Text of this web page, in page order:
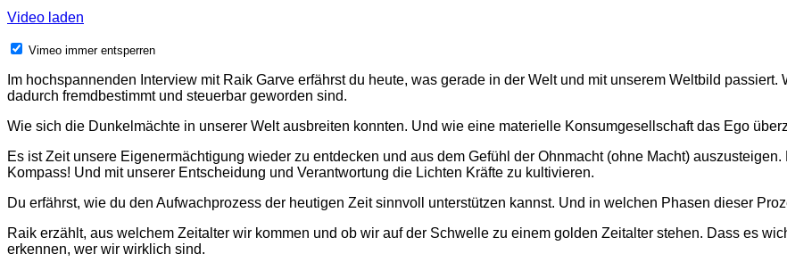
Video laden
Vimeo immer entsperren
Im hochspannenden Interview mit Raik Garve erfährst du heute, was gerade in der Welt und mit unserem Weltbild
dadurch fremdbestimmt und steuerbar geworden sind.
Wie sich die Dunkelmächte in unserer Welt ausbreiten konnten. Und wie eine materielle Konsumgesellschaft das Ego
Es ist Zeit unsere Eigenermächtigung wieder zu entdecken und aus dem Gefühl der Ohnmacht (ohne Macht)
Kompass! Und mit unserer Entscheidung und Verantwortung die Lichten Kräfte zu kultivieren.
Du erfährst, wie du den Aufwachprozess der heutigen Zeit sinnvoll unterstützen kannst. Und in welchen Phasen dieser
Raik erzählt, aus welchem Zeitalter wir kommen und ob wir auf der Schwelle zu einem golden Zeitalter stehen. Dass es
erkennen, wer wir wirklich sind.